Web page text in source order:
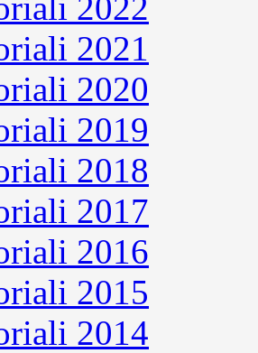
2021
2020
2019
2018
2017
2016
2015
2014